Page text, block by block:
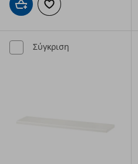
Προσθήκη στο καλάθι
Προσθήκη στα
Σύγκριση